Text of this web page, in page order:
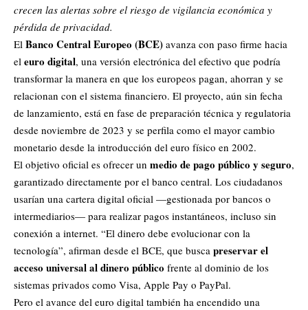
crecen las alertas sobre el riesgo de vigilancia económica y
pérdida de privacidad.
El Banco Central Europeo (BCE) avanza con paso firme hacia
el euro digital, una versión electrónica del efectivo que podría
transformar la manera en que los europeos pagan, ahorran y se
relacionan con el sistema financiero. El proyecto, aún sin fecha
de lanzamiento, está en fase de preparación técnica y regulatoria
desde noviembre de 2023 y se perfila como el mayor cambio
monetario desde la introducción del euro físico en 2002.
El objetivo oficial es ofrecer un medio de pago público y seguro,
garantizado directamente por el banco central. Los ciudadanos
usarían una cartera digital oficial —gestionada por bancos o
intermediarios— para realizar pagos instantáneos, incluso sin
conexión a internet. “El dinero debe evolucionar con la
tecnología”, afirman desde el BCE, que busca preservar el
acceso universal al dinero público frente al dominio de los
sistemas privados como Visa, Apple Pay o PayPal.
Pero el avance del euro digital también ha encendido una